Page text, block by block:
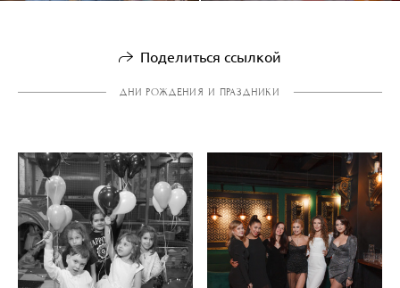
Поделиться ссылкой
ДНИ РОЖДЕНИЯ И ПРАЗДНИКИ